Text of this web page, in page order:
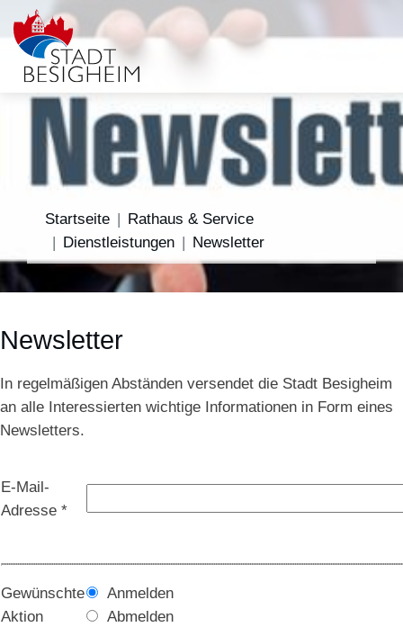
Startseite
Rathaus & Service
Dienstleistungen
Newsletter
Newsletter
In regelmäßigen Abständen versendet die Stadt Besigheim
an alle Interessierten wichtige Informationen in Form eines
Newsletters.
E-Mail-
Adresse *
Gewünschte
Aktion
Anmelden
Abmelden